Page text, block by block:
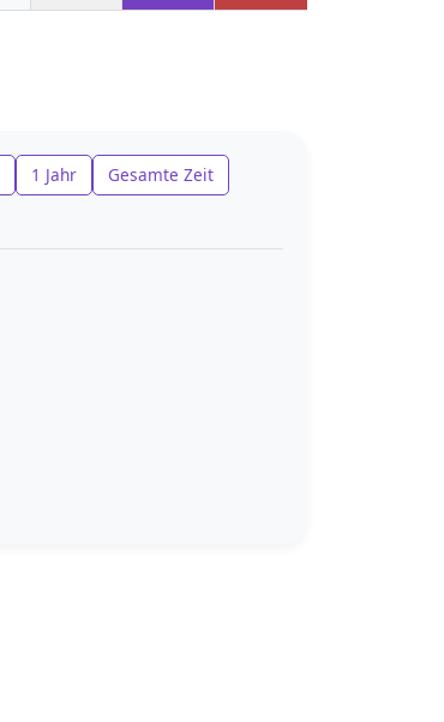
1 Jahr Gesamte Zeit